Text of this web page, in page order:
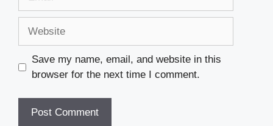
Save my name, email, and website in this
browser for the next time I comment.